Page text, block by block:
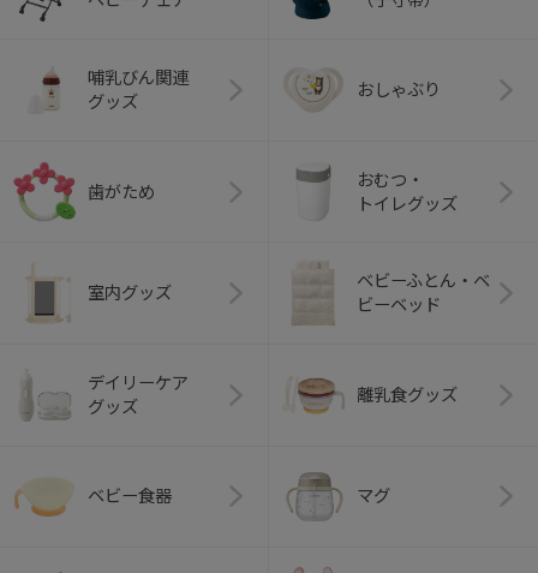
哺乳びん関連
グッズ
おしゃぶり
歯がため
おむつ・
トイレグッズ
室内グッズ
ベビーふとん・ベ
ビーベッド
デイリーケア
グッズ
離乳食グッズ
ベビー食器 マグ